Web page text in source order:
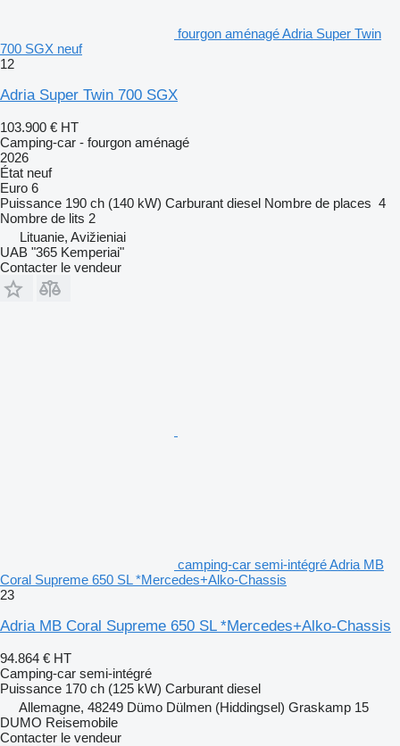
fourgon aménagé Adria Super Twin
700 SGX neuf
12
Adria Super Twin 700 SGX
103.900 € HT
Camping-car - fourgon aménagé
2026
État neuf
Euro 6
Puissance 190 ch (140 kW) Carburant diesel Nombre de places 4
Nombre de lits 2
Lituanie, Avižieniai
UAB "365 Kemperiai"
Contacter le vendeur
camping-car semi-intégré Adria MB
Coral Supreme 650 SL *Mercedes+Alko-Chassis
23
Adria MB Coral Supreme 650 SL *Mercedes+Alko-Chassis
94.864 € HT
Camping-car semi-intégré
Puissance 170 ch (125 kW) Carburant diesel
Allemagne, 48249 Dümo Dülmen (Hiddingsel) Graskamp 15
DUMO Reisemobile
Contacter le vendeur